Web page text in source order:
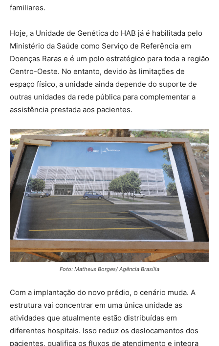
familiares.
Hoje, a Unidade de Genética do HAB já é habilitada pelo
Ministério da Saúde como Serviço de Referência em
Doenças Raras e é um polo estratégico para toda a região
Centro-Oeste. No entanto, devido às limitações de
espaço físico, a unidade ainda depende do suporte de
outras unidades da rede pública para complementar a
assistência prestada aos pacientes.
Foto: Matheus Borges/ Agência Brasília
Com a implantação do novo prédio, o cenário muda. A
estrutura vai concentrar em uma única unidade as
atividades que atualmente estão distribuídas em
diferentes hospitais. Isso reduz os deslocamentos dos
pacientes, qualifica os fluxos de atendimento e integra